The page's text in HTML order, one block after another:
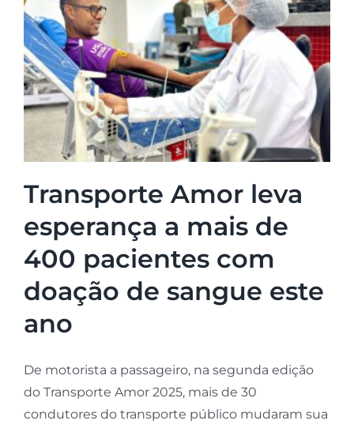
Transporte Amor leva
esperança a mais de
400 pacientes com
doação de sangue este
ano
De motorista a passageiro, na segunda edição
do Transporte Amor 2025, mais de 30
condutores do transporte público mudaram sua